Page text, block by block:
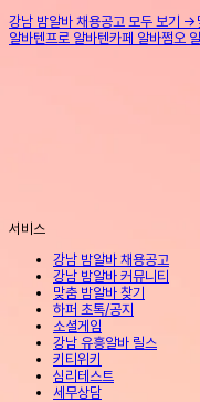
강남 밤알바 채용공고 모두 보기 →
알바텐프로 알바텐카페 알바쩜오
서비스
강남 밤알바 채용공고
강남 밤알바 커뮤니티
맞춤 밤알바 찾기
하퍼 초톡/공지
소셜게임
강남 유흥알바 릴스
키티위키
심리테스트
세무상담